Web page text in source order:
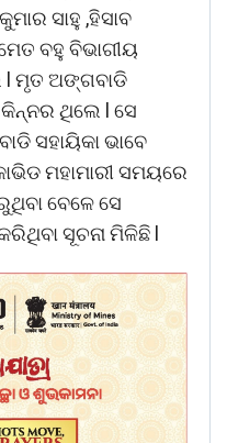
ସାହୁ ,ହିସାବ
ବହୁ ବିଭାଗୀୟ
l ମୃତ ଅଙ୍ଗବାଡି
କିନ୍ନର ଥିଲେ l ସେ
ସହାୟିକା ଭାବେ
ମହାମାରୀ ସମୟରେ
ବେଳେ ସେ
ସୂଚନା ମିଳିଛି l